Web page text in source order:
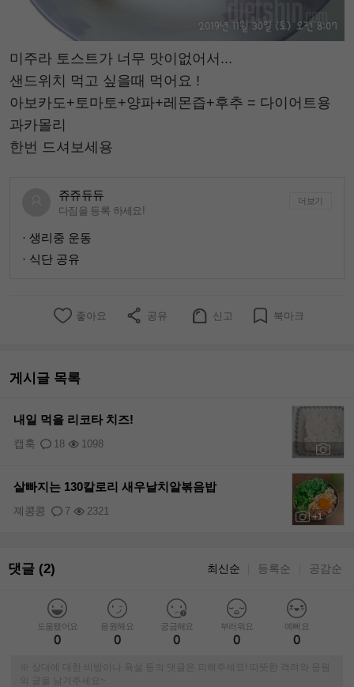
미주라 토스트가 너무 맛이없어서...
샌드위치 먹고 싶을때 먹어요 !
아보카도+토마토+양파+레몬즙+후추 = 다이어트용
과카몰리
한번 드셔보세용
쥬쥬듀듀
다짐을 등록 하세요!
더보기
· 생리중 운동
· 식단 공유
좋아요 공유 신고 북마크
게시글 목록
내일 먹을 리코타 치즈!
18 1098
캡훅
+1
살빠지는 130칼로리 새우날치알볶음밥
7 2321
졔콩콩
댓글 (2) 최신순 등록순 공감순
도움됐어요
0
응원해요
0
궁금해요
0
부러워요
0
예뻐요
0
※ 상대에 대한 비방이나 욕설 등의 댓글은 피해주세요! 따뜻한 격려와 응원
의 글을 남겨주세요~